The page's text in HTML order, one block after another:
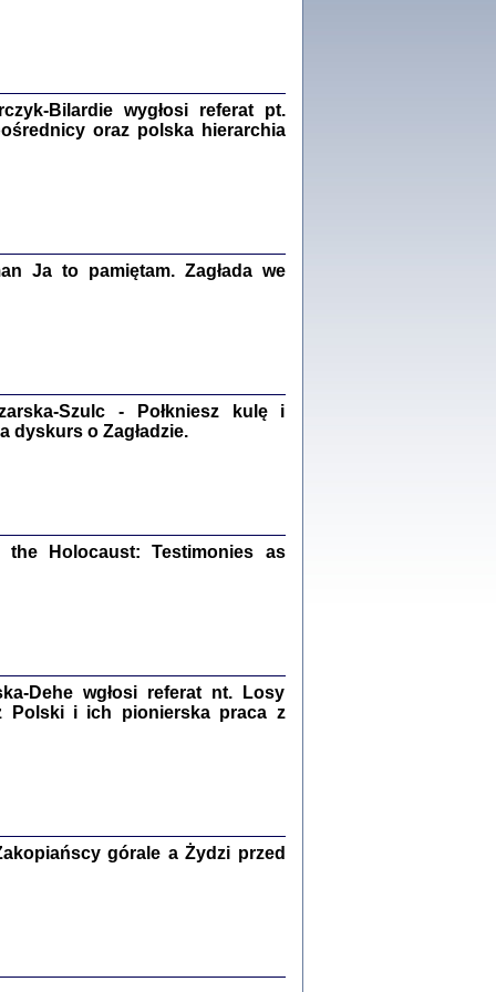
Warszawa 2021
NAM KOLEJNA GODZINA ...
w ukryciu w latach 1943-1944
Engelking, tłum. z jidysz Monika
Bilardie wygłosi referat pt.
oraz polska hierarchia
Ja to pamiętam. Zagłada we
Szulc - Połkniesz kulę i
dyskurs o Zagładzie.
the Holocaust: Testimonies as
Dehe wgłosi referat nt. Losy
Polski i ich pionierska praca z
górale a Żydzi przed